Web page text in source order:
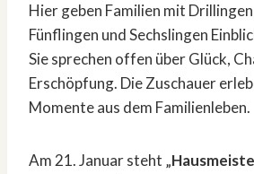
Hier geben Familien mit
Fünflingen und Sechslingen
Sie sprechen offen über Glück,
Erschöpfung. Die Zuschauer
Momente aus dem Familienleben.
Am 21. Januar steht „